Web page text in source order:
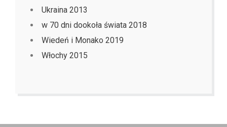
Ukraina 2013
w 70 dni dookoła świata 2018
Wiedeń i Monako 2019
Włochy 2015